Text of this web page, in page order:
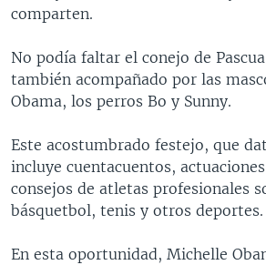
comparten.
No podía faltar el conejo de
también acompañado por las
Obama, los perros Bo y Sunny.
Este acostumbrado festejo, que
incluye cuentacuentos,
consejos de atletas profesionales
básquetbol, tenis y otros deportes.
En esta oportunidad, Michelle